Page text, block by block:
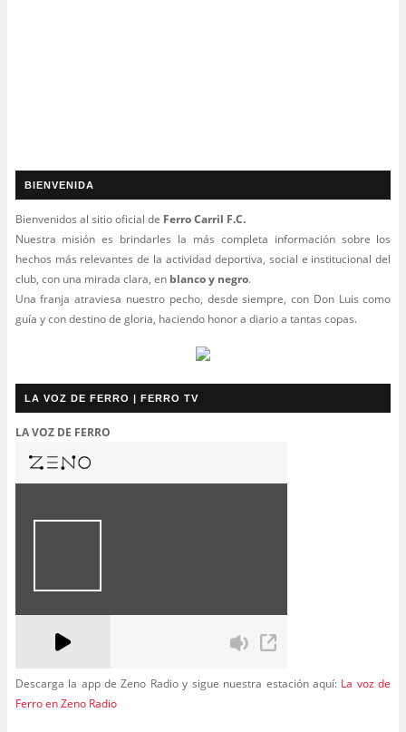
BIENVENIDA
Bienvenidos al sitio oficial de Ferro Carril F.C.
Nuestra misión es brindarles la más completa información sobre los
hechos más relevantes de la actividad deportiva, social e institucional del
club, con una mirada clara, en blanco y negro.
Una franja atraviesa nuestro pecho, desde siempre, con Don Luis como
guía y con destino de gloria, haciendo honor a diario a tantas copas.
LA VOZ DE FERRO | FERRO TV
LA VOZ DE FERRO
Descarga la app de Zeno Radio y sigue nuestra estación aquí: La voz de
Ferro en Zeno Radio